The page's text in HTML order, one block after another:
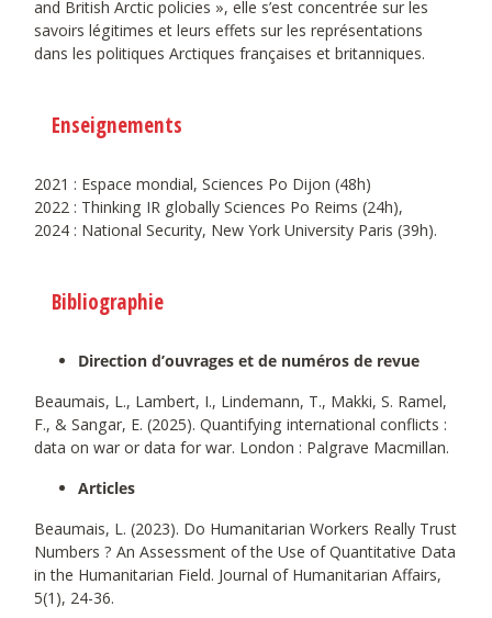
and British Arctic policies », elle s’est concentrée sur les
savoirs légitimes et leurs effets sur les représentations
dans les politiques Arctiques françaises et britanniques.
Enseignements
2021 : Espace mondial, Sciences Po Dijon (48h)
2022 : Thinking IR globally Sciences Po Reims (24h),
2024 : National Security, New York University Paris (39h).
Bibliographie
Direction d’ouvrages et de numéros de revue
Beaumais, L., Lambert, I., Lindemann, T., Makki, S. Ramel,
F., & Sangar, E. (2025). Quantifying international conflicts :
data on war or data for war. London : Palgrave Macmillan.
Articles
Beaumais, L. (2023). Do Humanitarian Workers Really Trust
Numbers ? An Assessment of the Use of Quantitative Data
in the Humanitarian Field. Journal of Humanitarian Affairs,
5(1), 24-36.